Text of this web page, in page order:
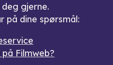
gjerne.
på dine spørsmål:
Filmweb?